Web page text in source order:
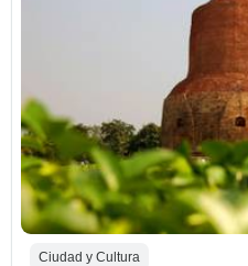
Ciudad y Cultura